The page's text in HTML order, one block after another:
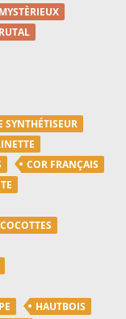
SYNTHÉTISEUR
COR FRANÇAIS
HAUTBOIS